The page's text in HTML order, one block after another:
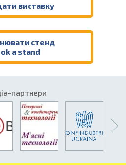
виставку
стенд
a stand
партнери